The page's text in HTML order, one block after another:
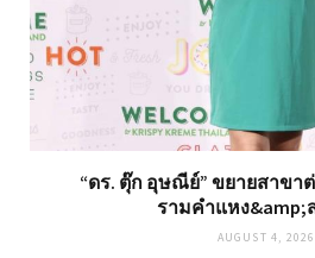
“ดร. ตุ๊ก อุษณีย์” ขยายสาขาต่
รามคำแหง&amp;
AUGUST 4, 2026